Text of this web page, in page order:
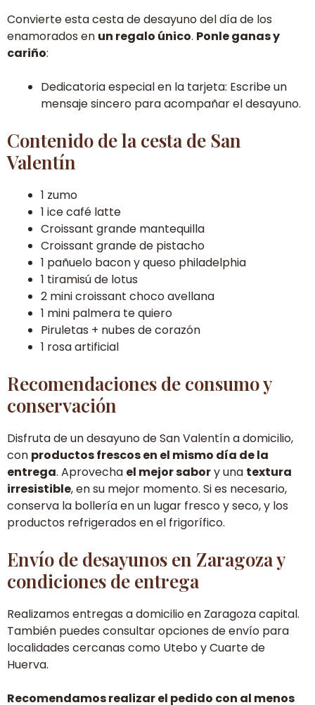
Convierte esta cesta de desayuno del día de los
enamorados en un regalo único. Ponle ganas y
cariño:
Dedicatoria especial en la tarjeta: Escribe un
mensaje sincero para acompañar el desayuno.
Contenido de la cesta de San
Valentín
1 zumo
1 ice café latte
Croissant grande mantequilla
Croissant grande de pistacho
1 pañuelo bacon y queso philadelphia
1 tiramisú de lotus
2 mini croissant choco avellana
1 mini palmera te quiero
Piruletas + nubes de corazón
1 rosa artificial
Recomendaciones de consumo y
conservación
Disfruta de un desayuno de San Valentín a domicilio,
con productos frescos en el mismo día de la
entrega. Aprovecha el mejor sabory una textura
irresistible, en su mejor momento. Si es necesario,
conserva la bollería en un lugar fresco y seco, y los
productos refrigerados en el frigorífico.
Envío de desayunos en Zaragoza y
condiciones de entrega
Realizamos entregas a domicilio en Zaragoza capital.
También puedes consultar opciones de envío para
localidades cercanas como Utebo y Cuarte de
Huerva.
Recomendamos realizar el pedido con al menos